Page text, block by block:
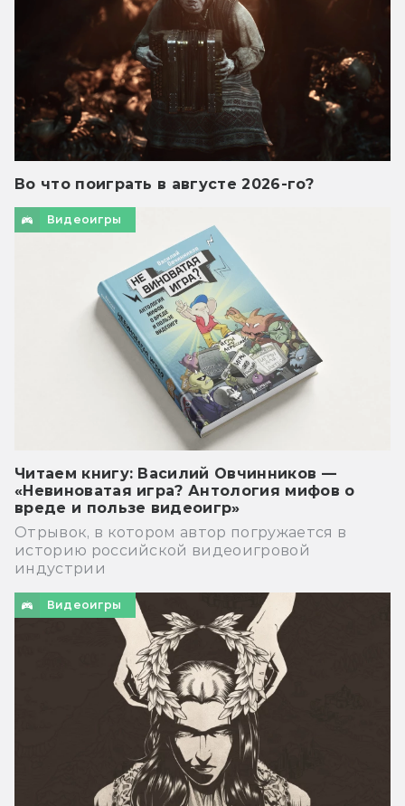
Во что поиграть в августе 2026-го?
Видеоигры
Читаем книгу: Василий Овчинников —
«Невиноватая игра? Антология мифов о
вреде и пользе видеоигр»
Отрывок, в котором автор погружается в
историю российской видеоигровой
индустрии
Видеоигры